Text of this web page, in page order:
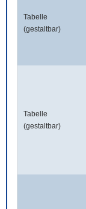
Tabelle
(gestaltbar)
Tabelle
(gestaltbar)